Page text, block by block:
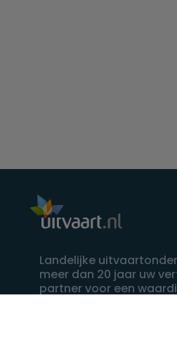
Landelijke
meer dan 20 jaar uw
partner voor een